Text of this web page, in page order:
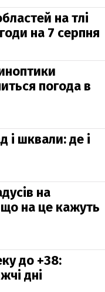
на тлі
на 7 серпня
погода в
і шквали: де і
на
на це кажуть
до +38:
дні